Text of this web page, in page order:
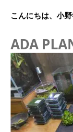
こんにちは、小野
ADA